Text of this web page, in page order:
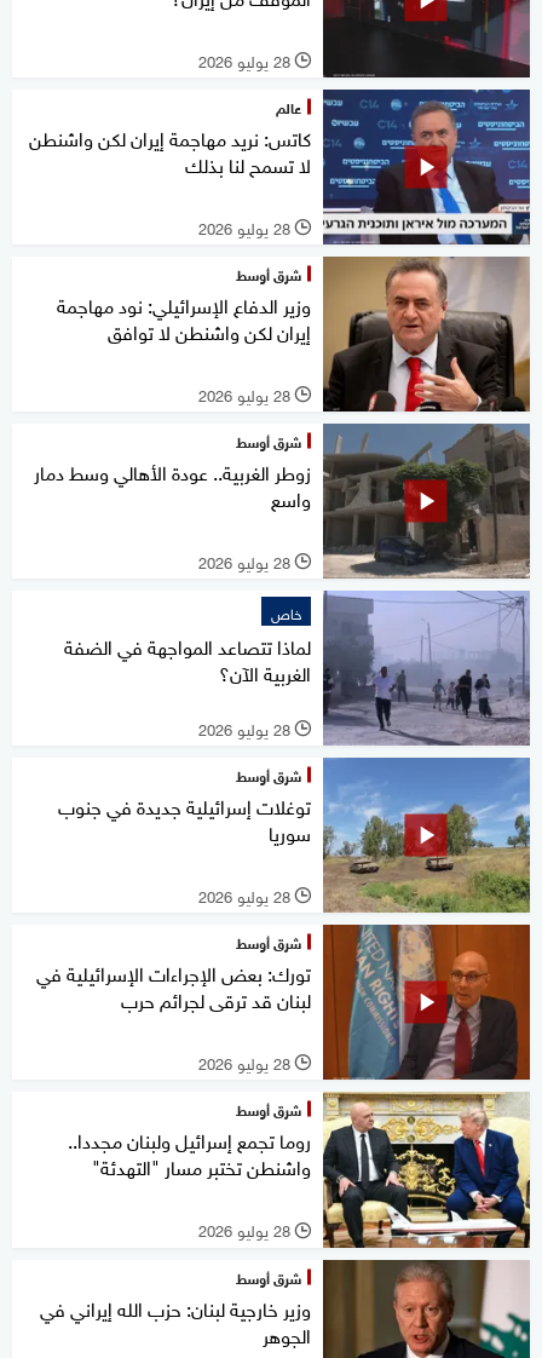
l 28 يوليو 2026
عالم
كاتس: نريد مهاجمة إيران لكن واشنطن
لا تسمح لنا بذلك
l 28 يوليو 2026
شرق أوسط
وزير الدفاع الإسرائيلي: نود مهاجمة
إيران لكن واشنطن لا توافق
l 28 يوليو 2026
شرق أوسط
زوطر الغربية.. عودة الأهالي وسط دمار
واسع
l 28 يوليو 2026
خاص
لماذا تتصاعد المواجهة في الضفة
الغربية الآن؟
l 28 يوليو 2026
شرق أوسط
توغلات إسرائيلية جديدة في جنوب
سوريا
l 28 يوليو 2026
شرق أوسط
تورك: بعض الإجراءات الإسرائيلية في
لبنان قد ترقى لجرائم حرب
l 28 يوليو 2026
شرق أوسط
روما تجمع إسرائيل ولبنان مجددا..
واشنطن تختبر مسار "التهدئة"
l 28 يوليو 2026
شرق أوسط
وزير خارجية لبنان: حزب الله إيراني في
الجوهر